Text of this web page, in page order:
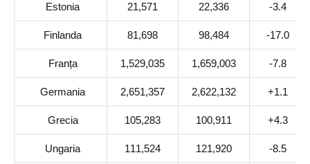
Estonia 21,571 22,336 -3.4
Finlanda 81,698 98,484 -17.0
Franța 1,529,035 1,659,003 -7.8
Germania 2,651,357 2,622,132 +1.1
Grecia 105,283 100,911 +4.3
Ungaria 111,524 121,920 -8.5